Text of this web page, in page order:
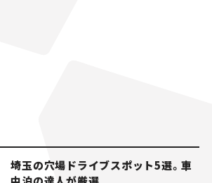
埼玉の穴場ドライブスポット5選。車